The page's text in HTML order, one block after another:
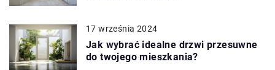
17 września 2024
Jak wybrać idealne drzwi przesuwne
do twojego mieszkania?